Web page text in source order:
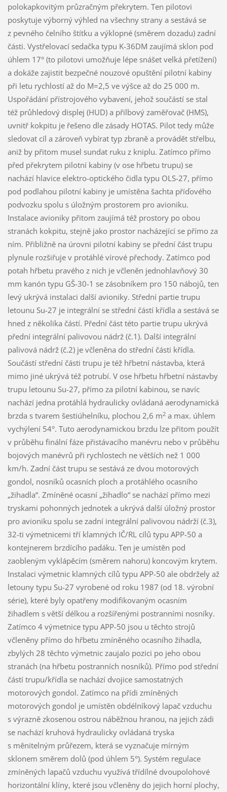
polokapkovitým průzračným překrytem. Ten pilotovi
poskytuje výborný výhled na všechny strany a sestává se
z pevného čelního štítku a výklopné (směrem dozadu) zadní
části. Vystřelovací sedačka typu K-36DM zaujímá sklon pod
úhlem 17° (to pilotovi umožňuje lépe snášet velká přetížení)
a dokáže zajistit bezpečné nouzové opuštění pilotní kabiny
při letu rychlostí až do M=2,5 ve výšce až do 25 000 m.
Uspořádání přístrojového vybavení, jehož součástí se stal
též průhledový displej (HUD) a přilbový zaměřovač (HMS),
uvnitř kokpitu je řešeno dle zásady HOTAS. Pilot tedy může
sledovat cíl a zároveň vybírat typ zbraně a provádět střelbu,
aniž by přitom musel sundat ruku z kniplu. Zatímco přímo
před překrytem pilotní kabiny (v ose hřbetu trupu) se
nachází hlavice elektro-optického čidla typu OLS-27, přímo
pod podlahou pilotní kabiny je umístěna šachta příďového
podvozku spolu s úložným prostorem pro avioniku.
Instalace avioniky přitom zaujímá též prostory po obou
stranách kokpitu, stejně jako prostor nacházející se přímo za
ním. Přibližně na úrovni pilotní kabiny se přední část trupu
plynule rozšiřuje v protáhlé vírové přechody. Zatímco pod
potah hřbetu pravého z nich je včleněn jednohlavňový 30
mm kanón typu GŠ-30-1 se zásobníkem pro 150 nábojů, ten
levý ukrývá instalaci další avioniky. Střední partie trupu
letounu Su-27 je integrální se střední částí křídla a sestává se
hned z několika částí. Přední část této partie trupu ukrývá
přední integrální palivovou nádrž (č.1). Další integrální
palivová nádrž (č.2) je včleněna do střední části křídla.
Součástí střední části trupu je též hřbetní nástavba, která
mimo jiné ukrývá též potrubí. V ose hřbetu hřbetní nástavby
trupu letounu Su-27, přímo za pilotní kabinou, se navíc
nachází jedna protáhlá hydraulicky ovládaná aerodynamická
brzda s tvarem šestiúhelníku, plochou 2,6 m2a max. úhlem
vychýlení 54°. Tuto aerodynamickou brzdu lze přitom použít
v průběhu finální fáze přistávacího manévru nebo v průběhu
bojových manévrů při rychlostech ne větších než 1 000
km/h. Zadní část trupu se sestává ze dvou motorových
gondol, nosníků ocasních ploch a protáhlého ocasního
„žihadla“. Zmíněné ocasní „žihadlo“ se nachází přímo mezi
tryskami pohonných jednotek a ukrývá další úložný prostor
pro avioniku spolu se zadní integrální palivovou nádrží (č.3),
32-ti výmetnicemi tří klamných IČ/RL cílů typu APP-50 a
kontejnerem brzdícího padáku. Ten je umístěn pod
zaobleným vyklápěcím (směrem nahoru) koncovým krytem.
Instalaci výmetnic klamných cílů typu APP-50 ale obdržely až
letouny typu Su-27 vyrobené od roku 1987 (od 18. výrobní
série), které byly opatřeny modifikovaným ocasním
žihadlem s větší délkou a rozšířenými postranními nosníky.
Zatímco 4 výmetnice typu APP-50 jsou u těchto strojů
včleněny přímo do hřbetu zmíněného ocasního žihadla,
zbylých 28 těchto výmetnic zaujalo pozici po jeho obou
stranách (na hřbetu postranních nosníků). Přímo pod střední
částí trupu/křídla se nachází dvojice samostatných
motorových gondol. Zatímco na přídi zmíněných
motorových gondol je umístěn obdélníkový lapač vzduchu
s výrazně zkosenou ostrou náběžnou hranou, na jejich zádi
se nachází kruhová hydraulicky ovládaná tryska
s měnitelným průřezem, která se vyznačuje mírným
sklonem směrem dolů (pod úhlem 5°). Systém regulace
zmíněných lapačů vzduchu využívá třídílné dvoupolohové
horizontální klíny, které jsou včleněny do jejich horní plochy,